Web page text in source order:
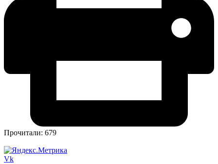
Прочитали: 679
Vk